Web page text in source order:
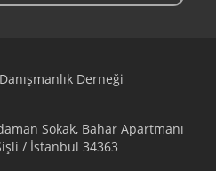
Derneği
Sokak, Bahar Apartmanı
/ İstanbul 34363